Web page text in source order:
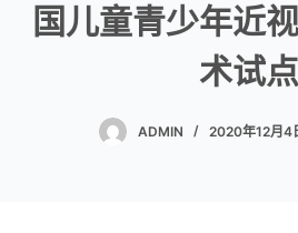
国儿童青少年近
术试点
ADMIN 2020年12月4